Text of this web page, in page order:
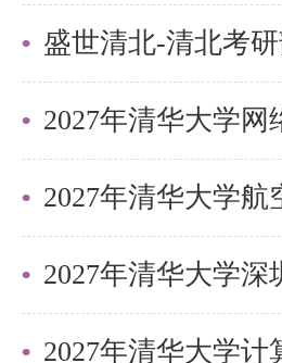
像技术知识。
2，成像设备的性
能，并能够评估
统的工作原理。
3，实验研究指导
与实践相结合，
盛世清北-清北考
2027年清华大学